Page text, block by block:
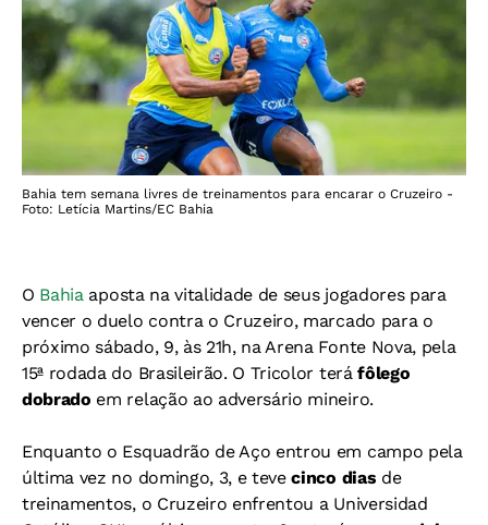
Bahia tem semana livres de treinamentos para encarar o Cruzeiro -
Foto: Letícia Martins/EC Bahia
O Bahia aposta na vitalidade de seus jogadores para
vencer o duelo contra o Cruzeiro, marcado para o
próximo sábado, 9, às 21h, na Arena Fonte Nova, pela
15ª rodada do Brasileirão. O Tricolor teráfôlego
dobrado em relação ao adversário mineiro.
Enquanto o Esquadrão de Aço entrou em campo pela
última vez no domingo, 3, e tevecinco dias de
treinamentos, o Cruzeiro enfrentou a Universidad